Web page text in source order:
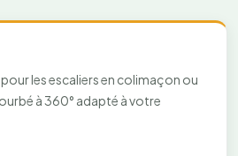
les escaliers en colimaçon ou
à 360° adapté à votre